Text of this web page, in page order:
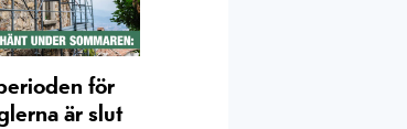
för
är slut